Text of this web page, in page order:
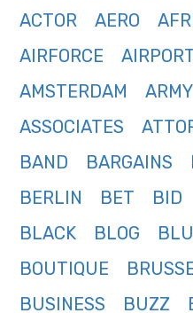
ACTOR
AERO
AIRFORCE
AMSTERDAM
ARMY
ASSOCIATES
BAND
BARGAINS
BERLIN
BET BID
BLACK
BLOG
BOUTIQUE
BUSINESS
BUZZ